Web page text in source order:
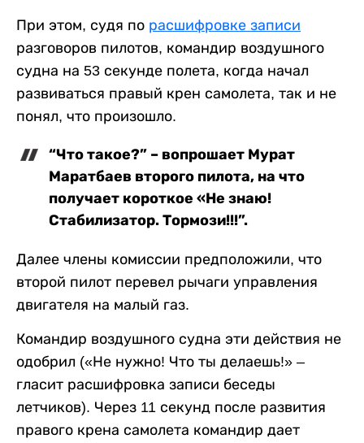
При этом, судя по расшифровке записи
разговоров пилотов, командир воздушного
судна на 53 секунде полета, когда начал
развиваться правый крен самолета, так и не
понял, что произошло.
“Что такое?” – вопрошает Мурат
Маратбаев второго пилота, на что
получает короткое «Не знаю!
Стабилизатор. Тормози!!!”.
Далее члены комиссии предположили, что
второй пилот перевел рычаги управления
двигателя на малый газ.
Командир воздушного судна эти действия не
одобрил («Не нужно! Что ты делаешь!» –
гласит расшифровка записи беседы
летчиков). Через 11 секунд после развития
правого крена самолета командир дает